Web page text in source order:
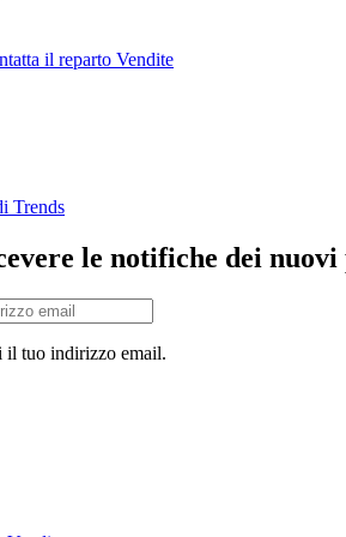
il reparto Vendite
Trends
le notifiche dei nuovi
il tuo indirizzo email.